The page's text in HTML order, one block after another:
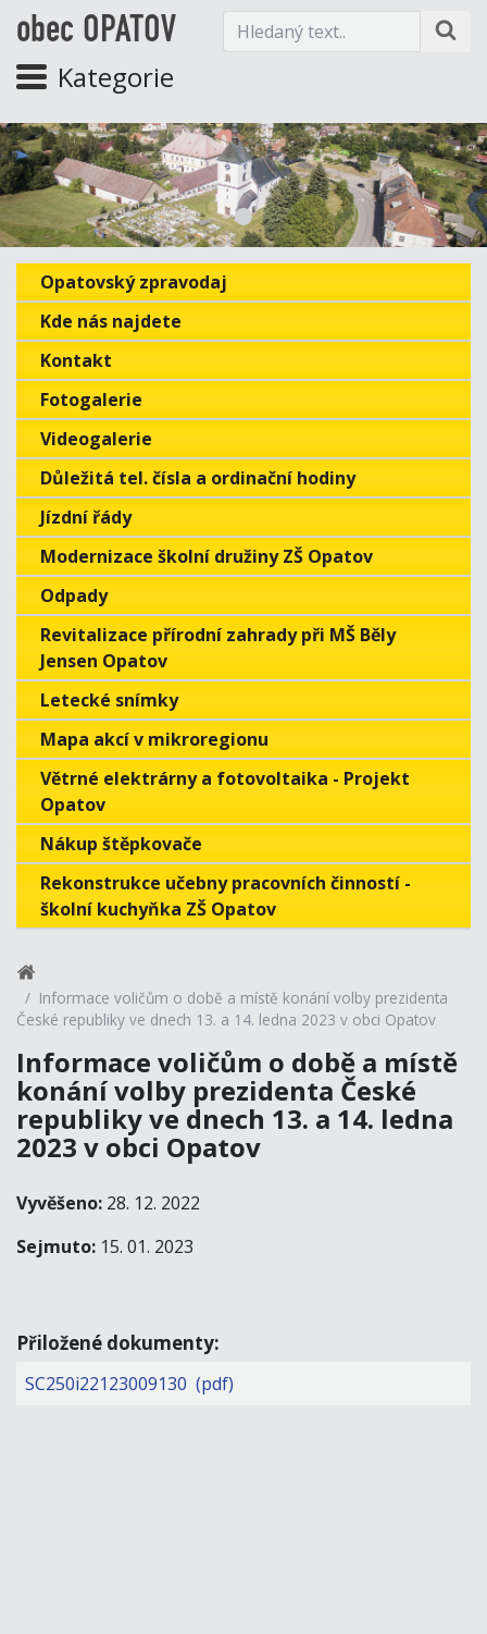
obec OPATOV
Kategorie
Opatovský zpravodaj
Kde nás najdete
Kontakt
Fotogalerie
Videogalerie
Důležitá tel. čísla a ordinační hodiny
Jízdní řády
Modernizace školní družiny ZŠ Opatov
Odpady
Revitalizace přírodní zahrady při MŠ Běly
Jensen Opatov
Letecké snímky
Mapa akcí v mikroregionu
Větrné elektrárny a fotovoltaika - Projekt
Opatov
Nákup štěpkovače
Rekonstrukce učebny pracovních činností -
školní kuchyňka ZŠ Opatov
Informace voličům o době a místě konání volby prezidenta
České republiky ve dnech 13. a 14. ledna 2023 v obci Opatov
Informace voličům o době a místě
konání volby prezidenta České
republiky ve dnech 13. a 14. ledna
2023 v obci Opatov
Vyvěšeno: 28. 12. 2022
Sejmuto: 15. 01. 2023
Přiložené dokumenty:
SC250i22123009130 (pdf)